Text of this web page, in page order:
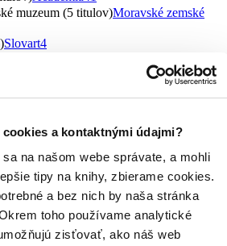
a kontaktnými údajmi?
na našom webe správate, a mohli
tipy na knihy, zbierame cookies.
a bez nich by naša stránka
toho používame analytické
zisťovať, ako náš web
muzeum (5 titulov)Moravské zemské
Slovart4
tituly)
Grada2
tituly)Mladá fronta2
Prostor2
(2 tituly)
Spektrum grafik
(2 tituly) Dorling Kindersley2
Columbus2
Baron2